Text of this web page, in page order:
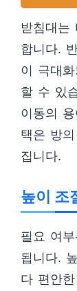
받침대는
합니다.
이 극대
할 수 있
이동의
택은 방
집니다.
높이 조
필요 여
됩니다.
다 편안